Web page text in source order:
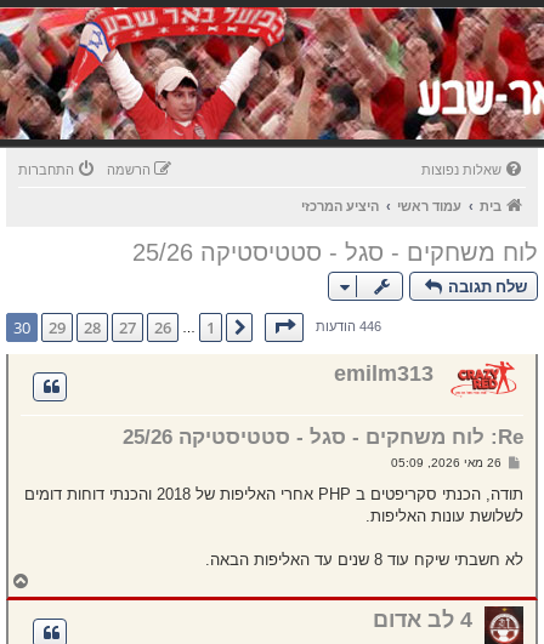
שאלות נפוצות התחברות הרשמה
בית עמוד ראשי היציע המרכזי
לוח משחקים - סגל - סטטיסטיקה 25/26
שלח תגובה
446 הודעותדף30מתוך30 הקודם 1
26
27
28
29
30
emilm313
Re: לוח משחקים - סגל - סטטיסטיקה 25/26
ש
י
ה
26 מאי 2026, 05:09
תודה, הכנתי סקריפטים ב PHP אחרי האליפות של 2018 והכנתי דוחות דומים
לשלושת עונות האליפות.
לא חשבתי שיקח עוד 8 שנים עד האליפות הבאה.
ז
4 לב אדום